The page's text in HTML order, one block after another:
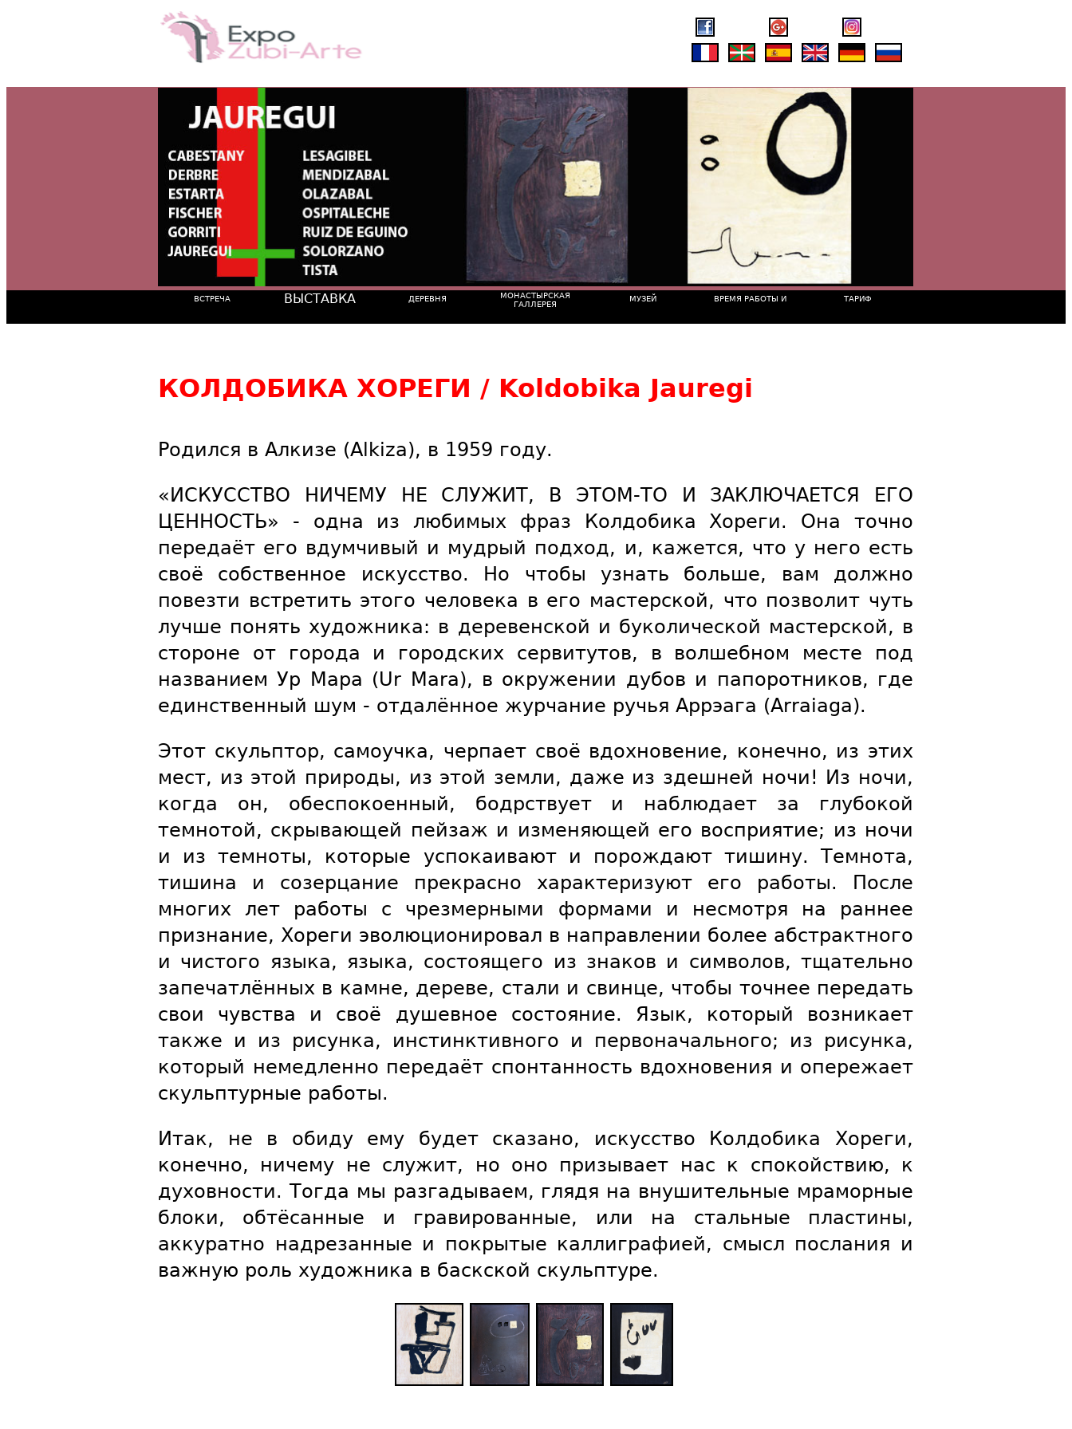
ВСТРЕЧА ВЫСТАВКА ДЕРЕВНЯ
МОНAСТЫРСКАЯ
ГАЛЛЕРЕЯ
МУЗЕЙ ВРЕМЯ РАБОТЫ И ТАРИФ
КОЛДОБИКА ХОРЕГИ / Koldobika Jauregi
Родился в Алкизе (Alkiza), в 1959 году.
«ИСКУССТВО НИЧЕМУ НЕ СЛУЖИТ, В ЭТОМ-ТО И ЗАКЛЮЧАЕТСЯ ЕГО
ЦЕННОСТЬ» - одна из любимых фраз Колдобика Хореги. Она точно
передаёт его вдумчивый и мудрый подход, и, кажется, что у него есть
своё собственное искусство. Но чтобы узнать больше, вам должно
повезти встретить этого человека в его мастерской, что позволит чуть
лучше понять художника: в деревенской и буколической мастерской, в
стороне от города и городских сервитутов, в волшебном месте под
названием Ур Мара (Ur Mara), в окружении дубов и папоротников, где
единственный шум - отдалённое журчание ручья Аррэага (Arraiaga).
Этот скульптор, самоучка, черпает своё вдохновение, конечно, из этих
мест, из этой природы, из этой земли, даже из здешней ночи! Из ночи,
когда он, обеспокоенный, бодрствует и наблюдает за глубокой
темнотой, скрывающей пейзаж и изменяющей его восприятие; из ночи
и из темноты, которые успокаивают и порождают тишину. Темнота,
тишина и созерцание прекрасно характеризуют его работы. После
многих лет работы с чрезмерными формами и несмотря на раннее
признание, Хореги эволюционировал в направлении более абстрактного
и чистого языка, языка, состоящего из знаков и символов, тщательно
запечатлённых в камне, дереве, стали и свинце, чтобы точнее передать
свои чувства и своё душевное состояние. Язык, который возникает
также и из рисунка, инстинктивного и первоначального; из рисунка,
который немедленно передаёт спонтанность вдохновения и опережает
скульптурные работы.
Итак, не в обиду ему будет сказано, искусство Колдобика Хореги,
конечно, ничему не служит, но оно призывает нас к спокойствию, к
духовности. Тогда мы разгадываем, глядя на внушительные мраморные
блоки, обтёсанные и гравированные, или на стальные пластины,
аккуратно надрезанные и покрытые каллиграфией, смысл послания и
важную роль художника в баскской скульптуре.